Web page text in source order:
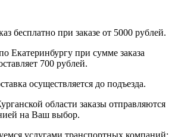
бесплатно при заказе от 5000 рублей.
Екатеринбургу при сумме заказа
700 рублей.
осуществляется до подъезда.
области заказы отправляются
на Ваш выбор.